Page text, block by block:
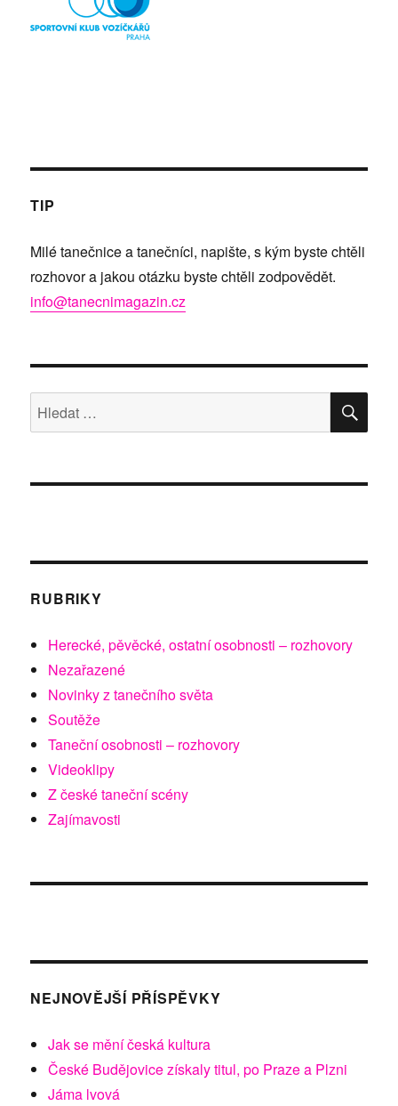
TIP
Milé tanečnice a tanečníci, napište, s kým byste chtěli
rozhovor a jakou otázku byste chtěli zodpovědět.
info@tanecnimagazin.cz
Hledat:
RUBRIKY
Herecké, pěvěcké, ostatní osobnosti – rozhovory
Nezařazené
Novinky z tanečního světa
Soutěže
Taneční osobnosti – rozhovory
Videoklipy
Z české taneční scény
Zajímavosti
NEJNOVĚJŠÍ PŘÍSPĚVKY
Jak se mění česká kultura
České Budějovice získaly titul, po Praze a Plzni
Jáma lvová